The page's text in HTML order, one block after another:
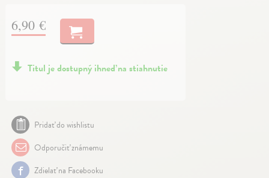
6,90 €
Titul je dostupný ihneď na stiahnutie
Pridať do wishlistu
Odporučiť známemu
Zdielať na Facebooku